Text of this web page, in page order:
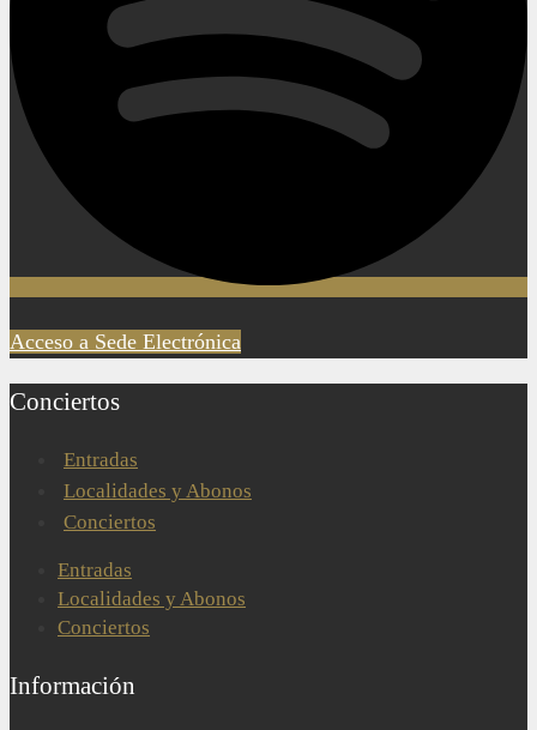
Acceso a Sede Electrónica
Conciertos
Entradas
Localidades y Abonos
Conciertos
Entradas
Localidades y Abonos
Conciertos
Información